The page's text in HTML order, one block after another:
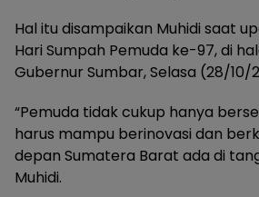
Hal itu disampaikan Muhidi saat
Hari Sumpah Pemuda ke-97, di
Gubernur Sumbar, Selasa (28/10/
“Pemuda tidak cukup hanya
harus mampu berinovasi dan
depan Sumatera Barat ada di
Muhidi.